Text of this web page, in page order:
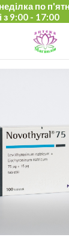
по
з 9:00 - 17:00